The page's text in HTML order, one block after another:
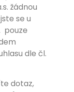
žádnou
se u
pouze
dle čl.
dotaz,